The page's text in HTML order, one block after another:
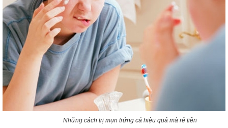
Những cách trị mụn trứng cá hiệu quả mà rẻ tiền